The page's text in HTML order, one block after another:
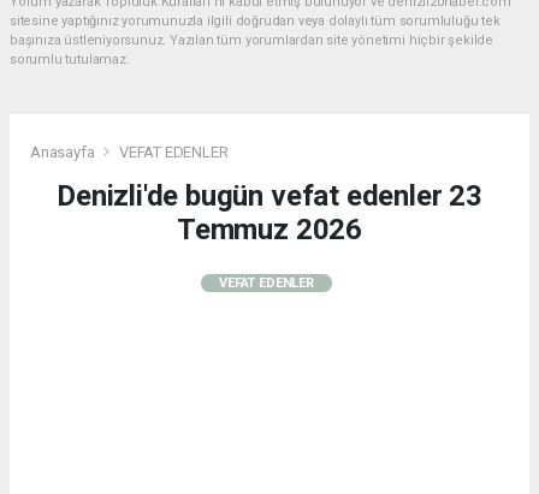
sitesine yaptığınız yorumunuzla ilgili doğrudan veya dolaylı tüm sorumluluğu tek
başınıza üstleniyorsunuz. Yazılan tüm yorumlardan site yönetimi hiçbir şekilde
sorumlu tutulamaz.
Anasayfa VEFAT EDENLER
Denizli'de bugün vefat edenler 23
Temmuz 2026
VEFAT EDENLER